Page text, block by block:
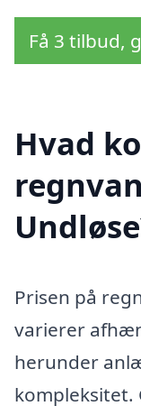
Få 3 tilbud,
Hvad
Prisen på
varierer
herunder
kompleksitet.